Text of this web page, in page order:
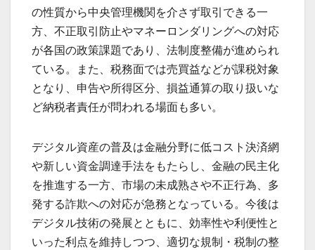
の性質から中央管理機関を介さず取引できる一
方、不正取引防止やマネーロンダリングへの対応
が各国の政策課題であり、法制度整備が進められ
ている。また、税務面では売買益などが課税対象
となり、申告や所得区分、損益通算の取り扱いな
ど納税者責任が問われる場面も多い。
デジタル資産の普及は金融分野に低コスト決済網
や新しい資金調達手法をもたらし、金融の民主化
を推進する一方、市場の未成熟さや不正行為、多
発する詐欺への対応が急務となっている。今後は
デジタル技術の発展とともに、効率性や利便性と
いった利点を維持しつつ、適切な規制・税制の整